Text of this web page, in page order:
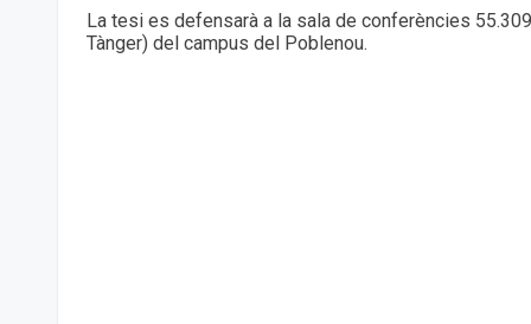
La tesi es defensarà a la sala de conferències
Tànger) del campus del Poblenou.